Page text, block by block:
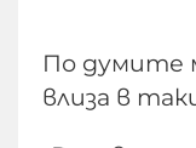
По думите
влиза в